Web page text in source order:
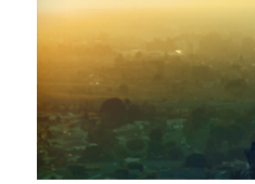
r
n
I
d
r
e
g
a
t
i
o
n